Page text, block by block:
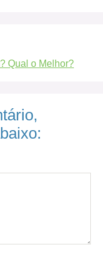
Qual o Melhor?